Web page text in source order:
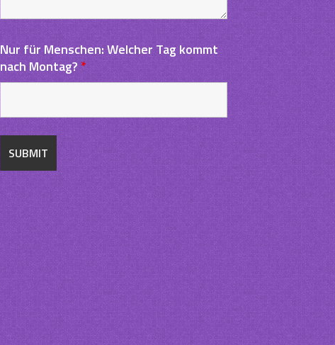
Nur für Menschen: Welcher Tag kommt
nach Montag?*